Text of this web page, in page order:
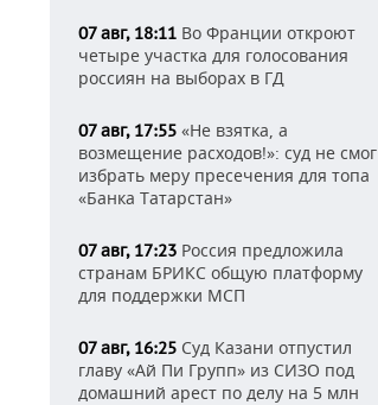
07 авг, 18:11 Во Франции откроют
четыре участка для голосования
россиян на выборах в ГД
07 авг, 17:55 «Не взятка, а
возмещение расходов!»: суд не смог
избрать меру пресечения для топа
«Банка Татарстан»
07 авг, 17:23 Россия предложила
странам БРИКС общую платформу
для поддержки МСП
07 авг, 16:25 Суд Казани отпустил
главу «Ай Пи Групп» из СИЗО под
домашний арест по делу на 5 млн